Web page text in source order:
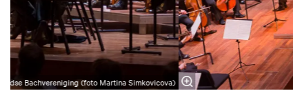
Bachvereniging (foto Martina Simkovicova)